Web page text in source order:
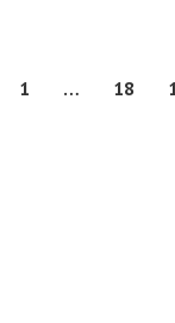
1 … 18